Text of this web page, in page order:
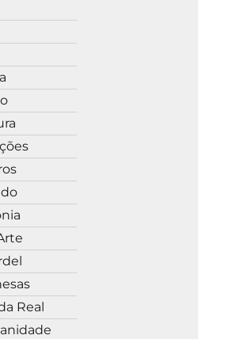
Real